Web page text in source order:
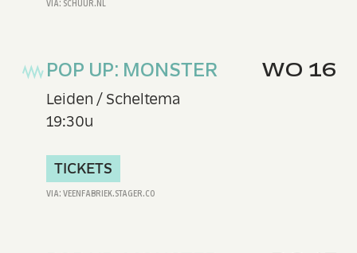
WO 16
POP UP: MONSTER
Leiden / Scheltema
19:30u
TICKETS